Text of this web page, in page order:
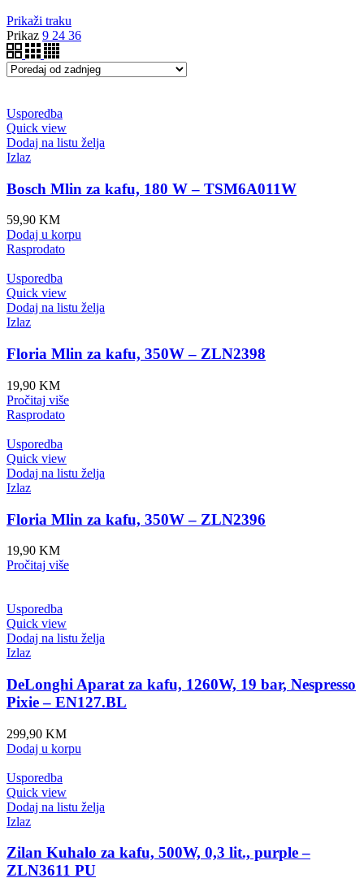
Prikaži traku
Prikaz 9 24 36
Usporedba
Quick view
Dodaj na listu želja
Izlaz
Bosch Mlin za kafu, 180 W – TSM6A011W
59,90 KM
Dodaj u korpu
Rasprodato
Usporedba
Quick view
Dodaj na listu želja
Izlaz
Floria Mlin za kafu, 350W – ZLN2398
19,90 KM
Pročitaj više
Rasprodato
Usporedba
Quick view
Dodaj na listu želja
Izlaz
Floria Mlin za kafu, 350W – ZLN2396
19,90 KM
Pročitaj više
Usporedba
Quick view
Dodaj na listu želja
Izlaz
DeLonghi Aparat za kafu, 1260W, 19 bar, Nespresso
Pixie – EN127.BL
299,90 KM
Dodaj u korpu
Usporedba
Quick view
Dodaj na listu želja
Izlaz
Zilan Kuhalo za kafu, 500W, 0,3 lit., purple –
ZLN3611 PU